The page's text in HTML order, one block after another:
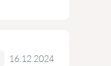
16.12.2024